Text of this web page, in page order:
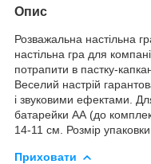
Опис
Розважальна настільна
настільна гра для
потрапити в пастку-
Веселий настрій
і звуковими ефектами.
батарейки АА (до
14-11 см. Розмір
Приховати